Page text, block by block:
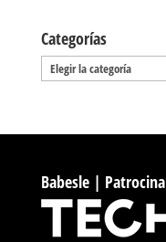
Categorías
Categorías
Babesle | Patrocina